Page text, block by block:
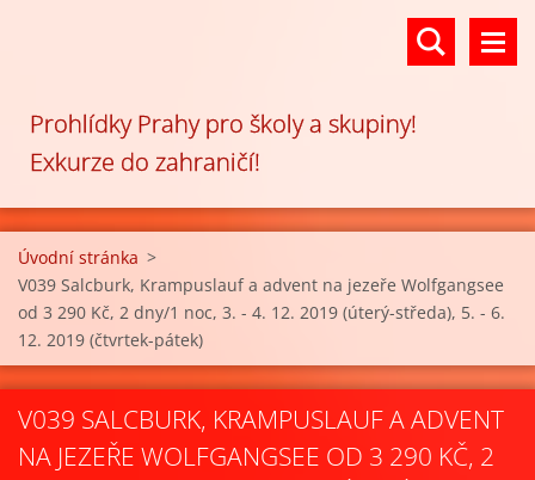
Prohlídky Prahy pro školy a skupiny!
Exkurze do zahraničí!
Úvodní stránka >
V039 Salcburk, Krampuslauf a advent na jezeře Wolfgangsee
od 3 290 Kč, 2 dny/1 noc, 3. - 4. 12. 2019 (úterý-středa), 5. - 6.
12. 2019 (čtvrtek-pátek)
V039 SALCBURK, KRAMPUSLAUF A ADVENT
NA JEZEŘE WOLFGANGSEE OD 3 290 KČ, 2